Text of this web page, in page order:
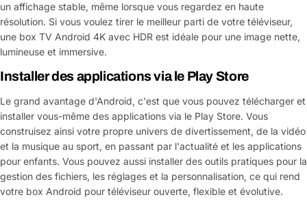
un affichage stable, même lorsque vous regardez en haute
résolution. Si vous voulez tirer le meilleur parti de votre téléviseur,
une box TV Android 4K avec HDR est idéale pour une image nette,
lumineuse et immersive.
Installer des applications via le Play Store
Le grand avantage d'Android, c'est que vous pouvez télécharger et
installer vous-même des applications via le Play Store. Vous
construisez ainsi votre propre univers de divertissement, de la vidéo
et la musique au sport, en passant par l'actualité et les applications
pour enfants. Vous pouvez aussi installer des outils pratiques pour la
gestion des fichiers, les réglages et la personnalisation, ce qui rend
votre box Android pour téléviseur ouverte, flexible et évolutive.